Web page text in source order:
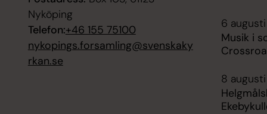
Nyköping
Telefon:+46 155 75100
nykopings.forsamling@svenskaky
rkan.se
6 augusti
Musik i
8 augusti